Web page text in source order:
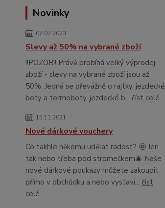
Novinky
07.02.2023
Slevy až 50% na vybrané zboží
!!POZOR!! Právě probíhá velký výprodej
zboží - slevy na vybrané zboží jsou až
50%. Jedná se převážně o rajtky, jezdecké
boty a termoboty, jezdecké b... číst celé
15.11.2021
Nové dárkové vouchery
Co takhle někomu udělat radost? 🤩 Jen
tak nebo třeba pod stromečkem🎄 Naše
nové dárkové poukazy můžete zakoupit
přímo v obchůdku a nebo vystaví... číst
celé